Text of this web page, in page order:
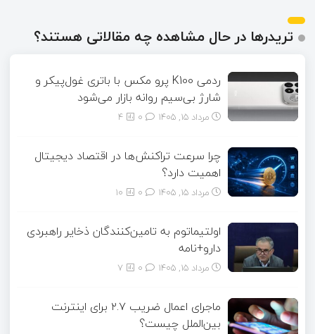
تریدرها در حال مشاهده چه مقالاتی هستند؟
ردمی K100 پرو مکس با باتری غول‌پیکر و
شارژ بی‌سیم روانه بازار می‌شود
مرداد ۱۵, ۱۴۰۵ 4
چرا سرعت تراکنش‌ها در اقتصاد دیجیتال
اهمیت دارد؟
مرداد ۱۵, ۱۴۰۵ 10
اولتیماتوم به تامین‌کنندگان ذخایر راهبردی
دارو+نامه
مرداد ۱۵, ۱۴۰۵ 7
ماجرای اعمال ضریب ۲.۷ برای اینترنت
بین‌الملل چیست؟